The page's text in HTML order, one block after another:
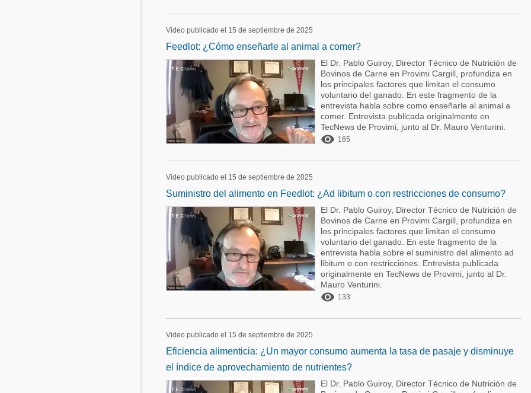
Video publicado el 15 de septiembre de 2025
Feedlot: ¿Cómo enseñarle al animal a comer?
El Dr. Pablo Guiroy, Director Técnico de Nutrición de
Bovinos de Carne en Provimi Cargill, profundiza en
los principales factores que limitan el consumo
voluntario del ganado. En este fragmento de la
entrevista habla sobre como enseñarle al animal a
comer. Entrevista publicada originalmente en
TecNews de Provimi, junto al Dr. Mauro Venturini.
 165
Video publicado el 15 de septiembre de 2025
Suministro del alimento en Feedlot: ¿Ad libitum o con restricciones de consumo?
El Dr. Pablo Guiroy, Director Técnico de Nutrición de
Bovinos de Carne en Provimi Cargill, profundiza en
los principales factores que limitan el consumo
voluntario del ganado. En este fragmento de la
entrevista habla sobre el suministro del alimento ad
libitum o con restricciones. Entrevista publicada
originalmente en TecNews de Provimi, junto al Dr.
Mauro Venturini.
 133
Video publicado el 15 de septiembre de 2025
Eficiencia alimenticia: ¿Un mayor consumo aumenta la tasa de pasaje y disminuye
el índice de aprovechamiento de nutrientes?
El Dr. Pablo Guiroy, Director Técnico de Nutrición de